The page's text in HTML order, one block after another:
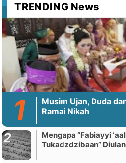
TRENDING News
Musim Ujan, Duda
Ramai Nikah
Mengapa “Fabiayyi
Tukadzdzibaan”